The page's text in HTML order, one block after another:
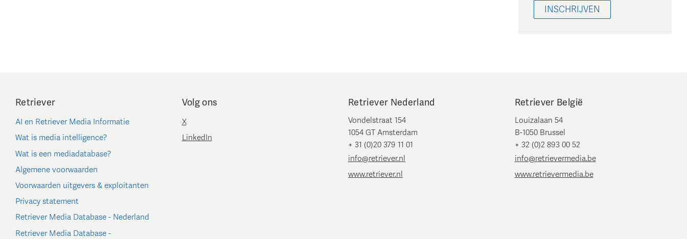
INSCHRIJVEN
Retriever
AI en Retriever Media Informatie
Wat is media intelligence?
Wat is een mediadatabase?
Algemene voorwaarden
Voorwaarden uitgevers & exploitanten
Privacy statement
Retriever Media Database - Nederland
Retriever Media Database -
Volg ons
X
LinkedIn
Retriever Nederland
Vondelstraat 154
1054 GT Amsterdam
+ 31 (0)20 379 11 01
info@retriever.nl
www.retriever.nl
Retriever België
Louizalaan 54
B-1050 Brussel
+ 32 (0)2 893 00 52
info@retrievermedia.be
www.retrievermedia.be